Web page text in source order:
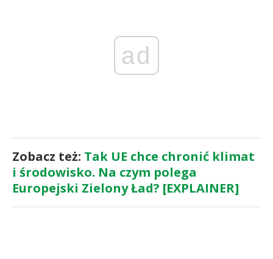
ad
Zobacz też: Tak UE chce chronić klimat
i środowisko. Na czym polega
Europejski Zielony Ład? [EXPLAINER]